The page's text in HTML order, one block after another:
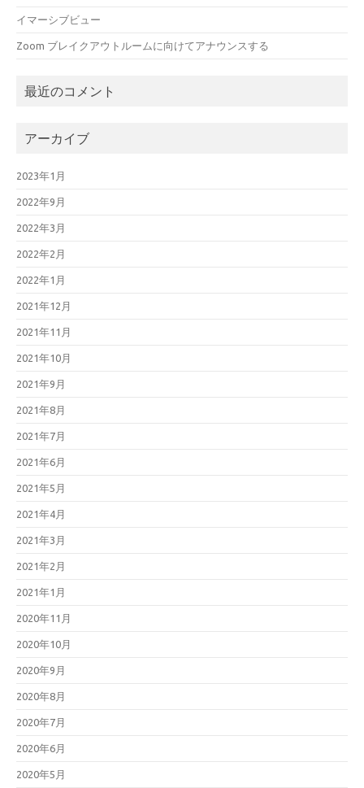
イマーシブビュー
Zoom ブレイクアウトルームに向けてアナウンスする
最近のコメント
アーカイブ
2023年1月
2022年9月
2022年3月
2022年2月
2022年1月
2021年12月
2021年11月
2021年10月
2021年9月
2021年8月
2021年7月
2021年6月
2021年5月
2021年4月
2021年3月
2021年2月
2021年1月
2020年11月
2020年10月
2020年9月
2020年8月
2020年7月
2020年6月
2020年5月